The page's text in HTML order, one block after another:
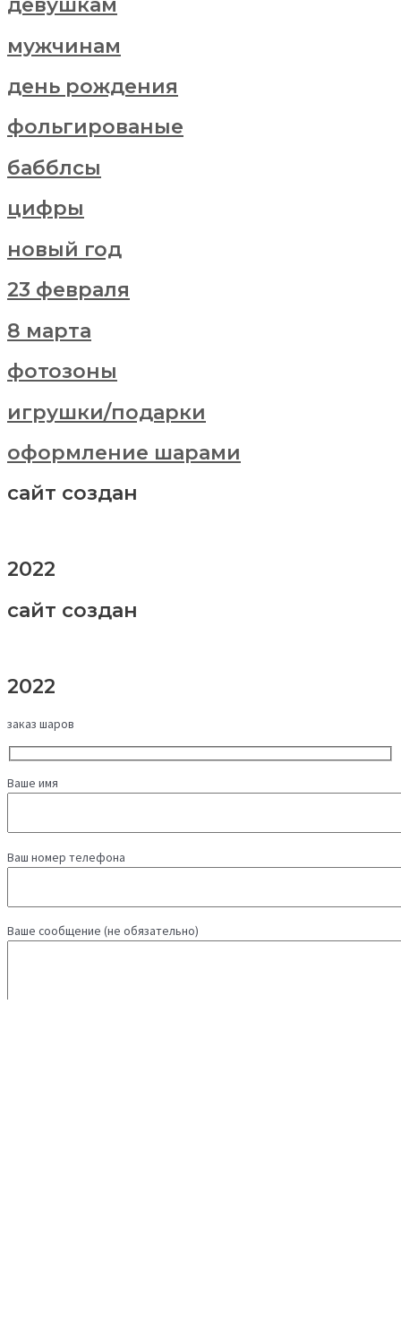
мужчинам
день рождения
фольгированые
бабблсы
цифры
новый год
23 февраля
8 марта
фотозоны
игрушки/подарки
оформление шарами
сайт создан
2022
сайт создан
2022
заказ шаров
Ваше имя
Ваш номер телефона
Ваше сообщение (не обязательно)